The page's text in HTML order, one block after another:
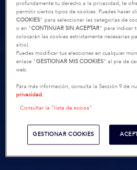
profundamente tu derecho a la privacidad, te
permitir ciertos tipos de cookies. Puedes hacer
COOKIES" para seleccionar las categorías de
o en "CONTINUAR SIN ACEPTAR" para indicar
colocarán las cookies estrictamente necesarias
sitio).
Puedes modificar tus elecciones en cualquier
enlace "GESTIONAR MIS COOKIES" al pie de
web.
Para más información, consulta la Sección 9 de
privacidad.
Consultar la "lista de socios"
GESTIONAR COOKIES